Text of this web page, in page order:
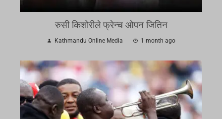
रुसी किशोरीले फ्रेन्च ओपन जितिन
Kathmandu Online Media 1 month ago